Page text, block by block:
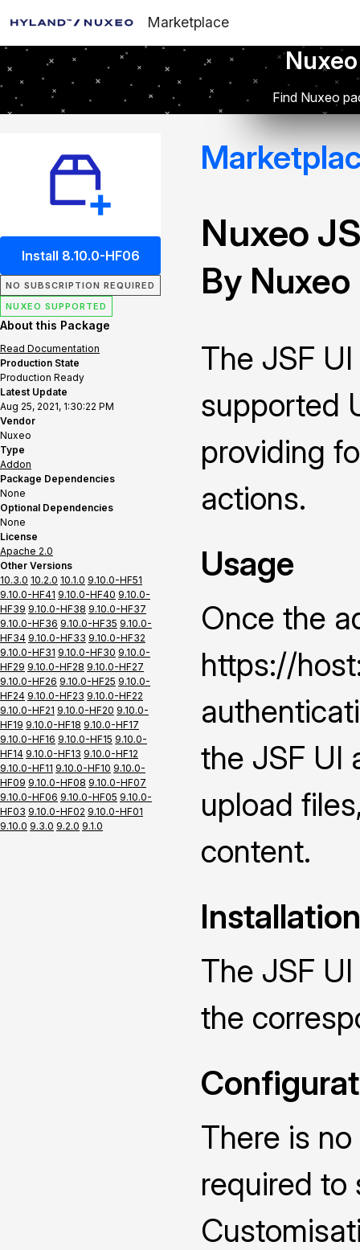
Marketplace
Find Nuxeo
Install 8.10.0-HF06
NO SUBSCRIPTION REQUIRED
NUXEO SUPPORTED
About this Package
Read Documentation
Production State
Production Ready
Latest Update
Aug 25, 2021, 1:30:22 PM
Vendor
Nuxeo
Type
Addon
Package Dependencies
None
Optional Dependencies
None
License
Apache 2.0
Other Versions
10.3.0 10.2.0 10.1.0 9.10.0-HF51
9.10.0-HF41 9.10.0-HF40 9.10.0-
HF39 9.10.0-HF38 9.10.0-HF37
9.10.0-HF36 9.10.0-HF35 9.10.0-
HF34 9.10.0-HF33 9.10.0-HF32
9.10.0-HF31 9.10.0-HF30 9.10.0-
HF29 9.10.0-HF28 9.10.0-HF27
9.10.0-HF26 9.10.0-HF25 9.10.0-
HF24 9.10.0-HF23 9.10.0-HF22
9.10.0-HF21 9.10.0-HF20 9.10.0-
HF19 9.10.0-HF18 9.10.0-HF17
9.10.0-HF16 9.10.0-HF15 9.10.0-
HF14 9.10.0-HF13 9.10.0-HF12
9.10.0-HF11 9.10.0-HF10 9.10.0-
HF09 9.10.0-HF08 9.10.0-HF07
9.10.0-HF06 9.10.0-HF05 9.10.0-
HF03 9.10.0-HF02 9.10.0-HF01
9.10.0 9.3.0 9.2.0 9.1.0
Nuxeo
By Nuxeo
The JSF
supported
providing
actions.
Usage
Once the
https://
the JSF UI
upload
content.
Installation
The JSF
the
There is
required to